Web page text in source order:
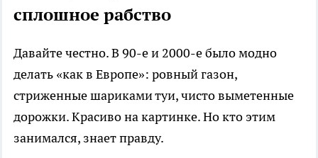
сплошное рабство
Давайте честно. В 90-е и 2000-е было модно
делать «как в Европе»: ровный газон,
стриженные шариками туи, чисто выметенные
дорожки. Красиво на картинке. Но кто этим
занимался, знает правду.